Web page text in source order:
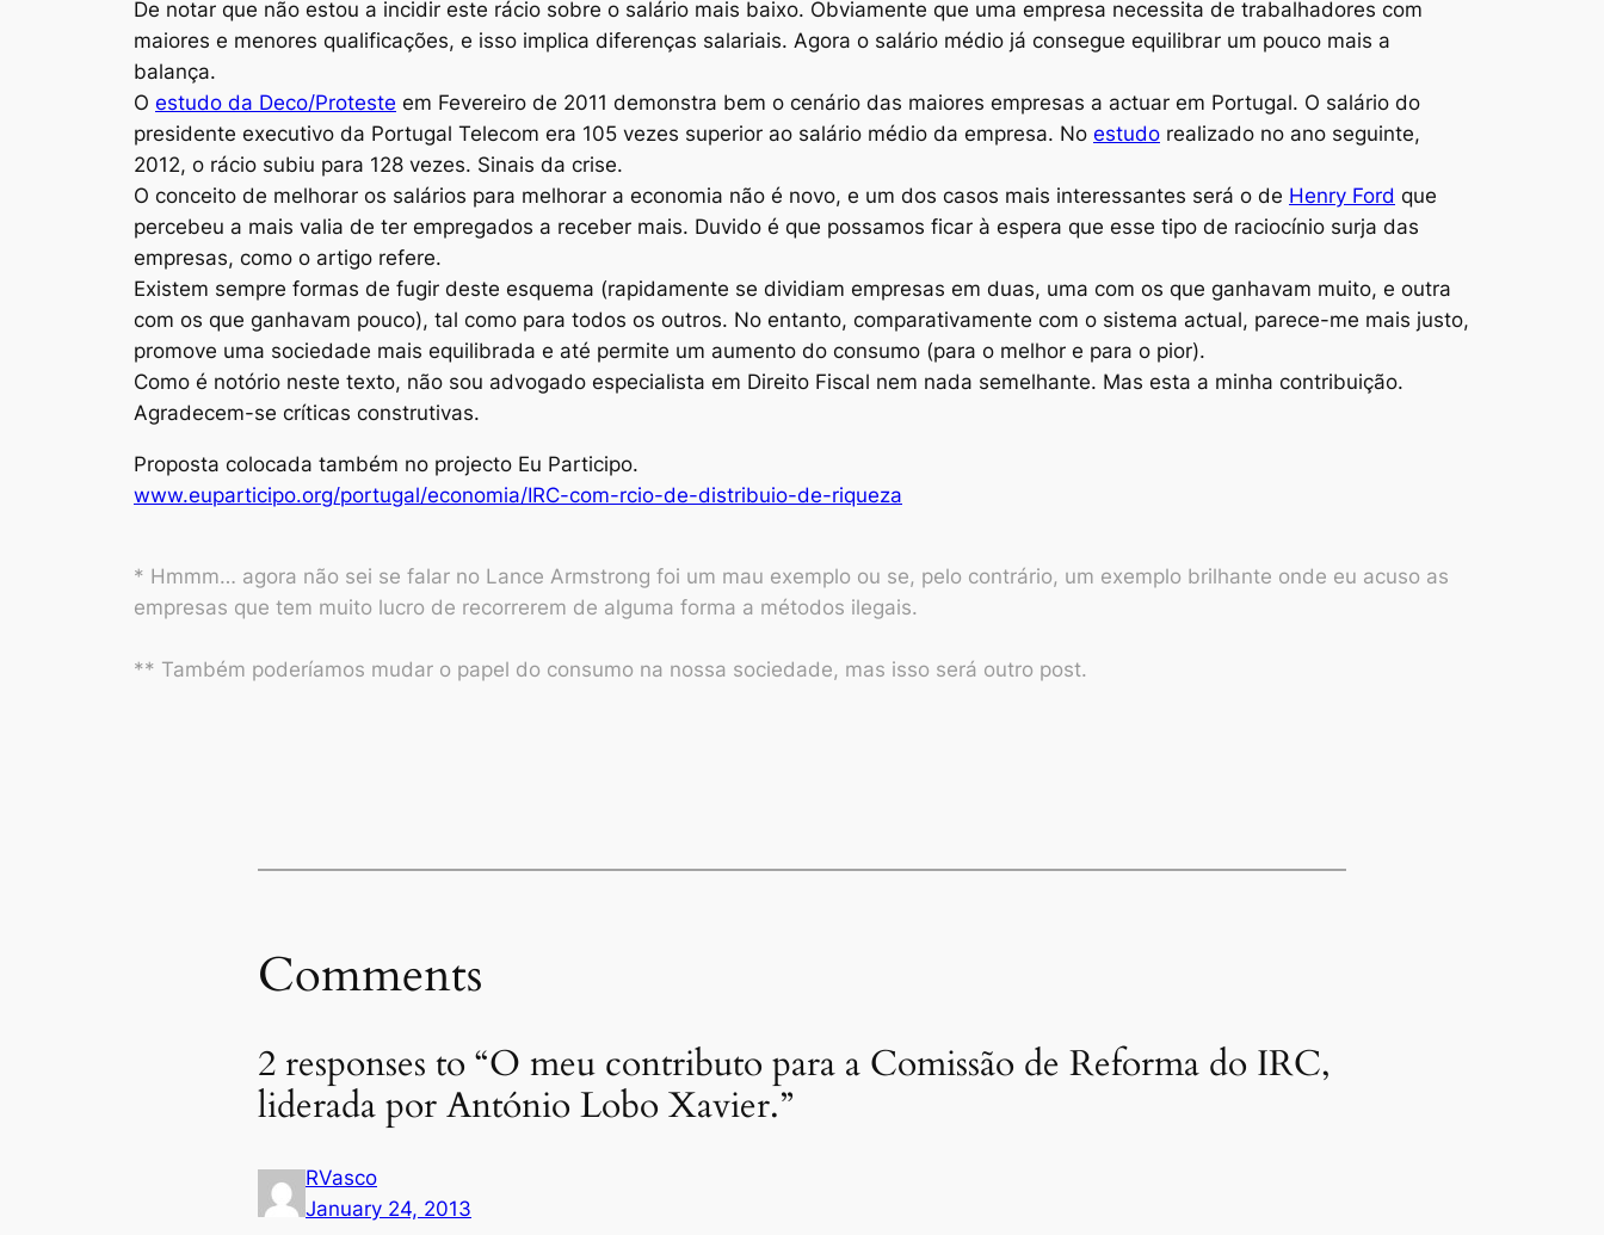
De notar que não estou a incidir este rácio sobre o salário mais baixo. Obviamente que uma empresa necessita de trabalhadores com
maiores e menores qualificações, e isso implica diferenças salariais. Agora o salário médio já consegue equilibrar um pouco mais a
balança.
O estudo da Deco/Proteste em Fevereiro de 2011 demonstra bem o cenário das maiores empresas a actuar em Portugal. O salário do
presidente executivo da Portugal Telecom era 105 vezes superior ao salário médio da empresa. No estudo realizado no ano seguinte,
2012, o rácio subiu para 128 vezes. Sinais da crise.
O conceito de melhorar os salários para melhorar a economia não é novo, e um dos casos mais interessantes será o de Henry Ford que
percebeu a mais valia de ter empregados a receber mais. Duvido é que possamos ficar à espera que esse tipo de raciocínio surja das
empresas, como o artigo refere.
Existem sempre formas de fugir deste esquema (rapidamente se dividiam empresas em duas, uma com os que ganhavam muito, e outra
com os que ganhavam pouco), tal como para todos os outros. No entanto, comparativamente com o sistema actual, parece-me mais justo,
promove uma sociedade mais equilibrada e até permite um aumento do consumo (para o melhor e para o pior).
Como é notório neste texto, não sou advogado especialista em Direito Fiscal nem nada semelhante. Mas esta a minha contribuição.
Agradecem-se críticas construtivas.
Proposta colocada também no projecto Eu Participo.
www.euparticipo.org/portugal/economia/IRC-com-rcio-de-distribuio-de-riqueza
* Hmmm… agora não sei se falar no Lance Armstrong foi um mau exemplo ou se, pelo contrário, um exemplo brilhante onde eu acuso as
empresas que tem muito lucro de recorrerem de alguma forma a métodos ilegais.
** Também poderíamos mudar o papel do consumo na nossa sociedade, mas isso será outro post.
Comments
2 responses to “O meu contributo para a Comissão de Reforma do IRC,
liderada por António Lobo Xavier.”
RVasco
January 24, 2013